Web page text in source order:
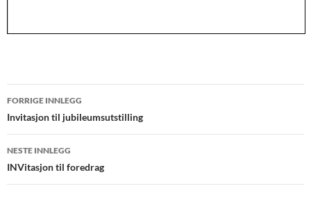
Innleggsnavigasjon
FORRIGE INNLEGG
Invitasjon til jubileumsutstilling
NESTE INNLEGG
INVitasjon til foredrag